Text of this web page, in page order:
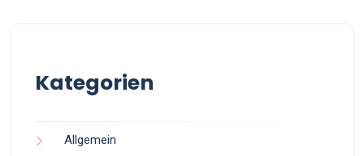
Kategorien
Allgemein